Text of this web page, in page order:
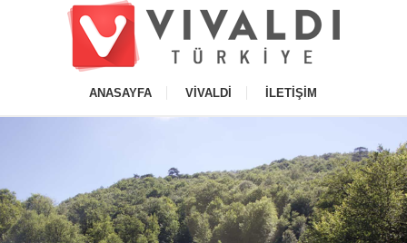
ANASAYFA VIVALDI İLETIŞIM